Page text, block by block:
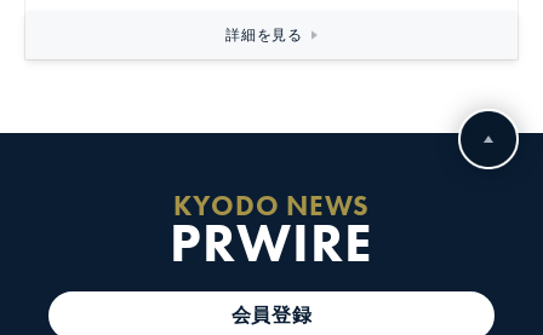
詳細を見る
KYODO NEWS
PRWIRE
会員登録